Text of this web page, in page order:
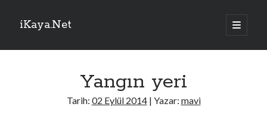
iKaya.Net
ana
menüyü
Yan
Yangın yeri
Tarih: 02 Eylül 2014| Yazar: mavi